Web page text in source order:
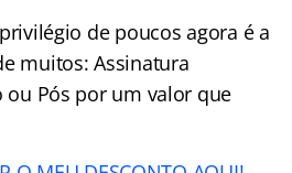
de poucos agora é a
muitos: Assinatura
ou Pós por um valor que